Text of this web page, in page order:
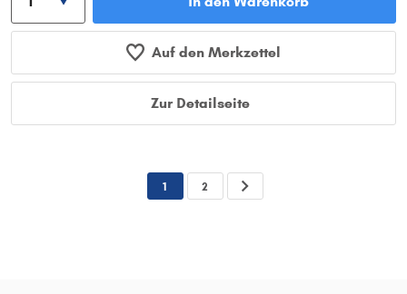
Auf den Merkzettel
Zur Detailseite
1 2